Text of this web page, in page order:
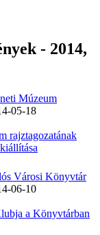
- 2014,
Múzeum
05-18
rajztagozatának
Városi Könyvtár
06-10
a Könyvtárban